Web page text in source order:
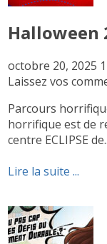
Halloween
octobre 20, 2025
Laissez vos
Parcours
horrifique est de
centre ECLIPSE
Lire la suite ...